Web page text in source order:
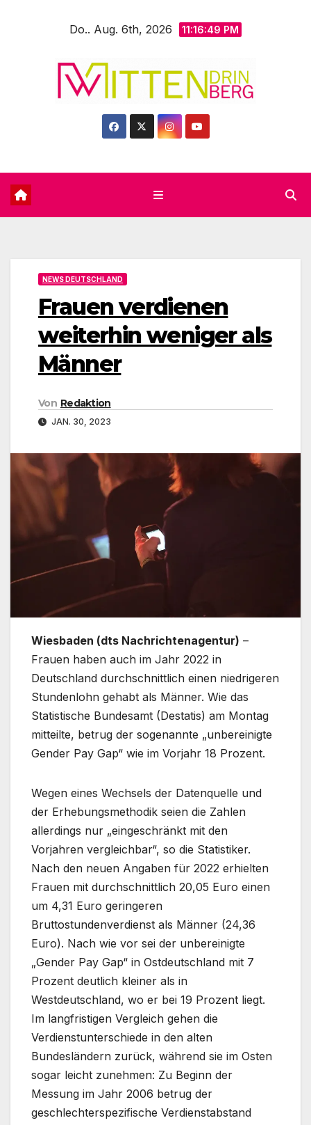
Do.. Aug. 6th, 2026 11:16:50 PM
NEWS DEUTSCHLAND
Frauen verdienen
weiterhin weniger als
Männer
Von Redaktion
JAN. 30, 2023
Wiesbaden (dts Nachrichtenagentur) –
Frauen haben auch im Jahr 2022 in
Deutschland durchschnittlich einen niedrigeren
Stundenlohn gehabt als Männer. Wie das
Statistische Bundesamt (Destatis) am Montag
mitteilte, betrug der sogenannte „unbereinigte
Gender Pay Gap“ wie im Vorjahr 18 Prozent.
Wegen eines Wechsels der Datenquelle und
der Erhebungsmethodik seien die Zahlen
allerdings nur „eingeschränkt mit den
Vorjahren vergleichbar“, so die Statistiker.
Nach den neuen Angaben für 2022 erhielten
Frauen mit durchschnittlich 20,05 Euro einen
um 4,31 Euro geringeren
Bruttostundenverdienst als Männer (24,36
Euro). Nach wie vor sei der unbereinigte
„Gender Pay Gap“ in Ostdeutschland mit 7
Prozent deutlich kleiner als in
Westdeutschland, wo er bei 19 Prozent liegt.
Im langfristigen Vergleich gehen die
Verdienstunterschiede in den alten
Bundesländern zurück, während sie im Osten
sogar leicht zunehmen: Zu Beginn der
Messung im Jahr 2006 betrug der
geschlechterspezifische Verdienstabstand